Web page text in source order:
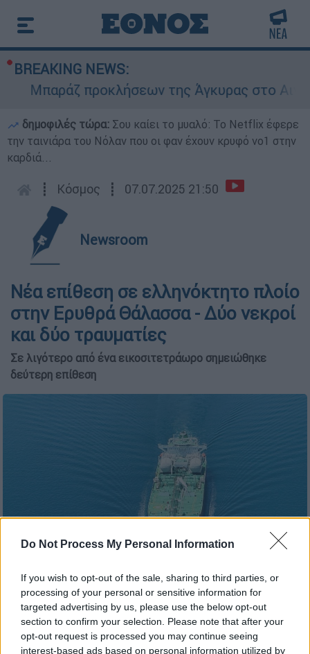
Do Not Process My Personal Information
If you wish to opt-out of the sale, sharing to third parties, or
processing of your personal or sensitive information for
targeted advertising by us, please use the below opt-out
section to confirm your selection. Please note that after your
opt-out request is processed you may continue seeing
interest-based ads based on personal information utilized by
BREAKING NEWS:
Μπαράζ προκλήσεων της Άγκυρας στο
δημοφιλές τώρα: Σου καίει το μυαλό: Το Netflix έφερε
την ταινιάρα του Νόλαν που οι φαν έχουν κρυφό νο1 στην
καρδιά...
┋ Κόσμος ┋ 07.07.2025 21:50
Newsroom
Νέα επίθεση σε ελληνόκτητο πλοίο
στην Ερυθρά Θάλασσα - Δύο νεκροί
και δύο τραυματίες
Σε λιγότερο από ένα εικοσιτετράωρο σημειώθηκε
δεύτερη επίθεση
τάνκερ/unsplash
Προσθέστε το ΕΘΝΟΣ στη Google